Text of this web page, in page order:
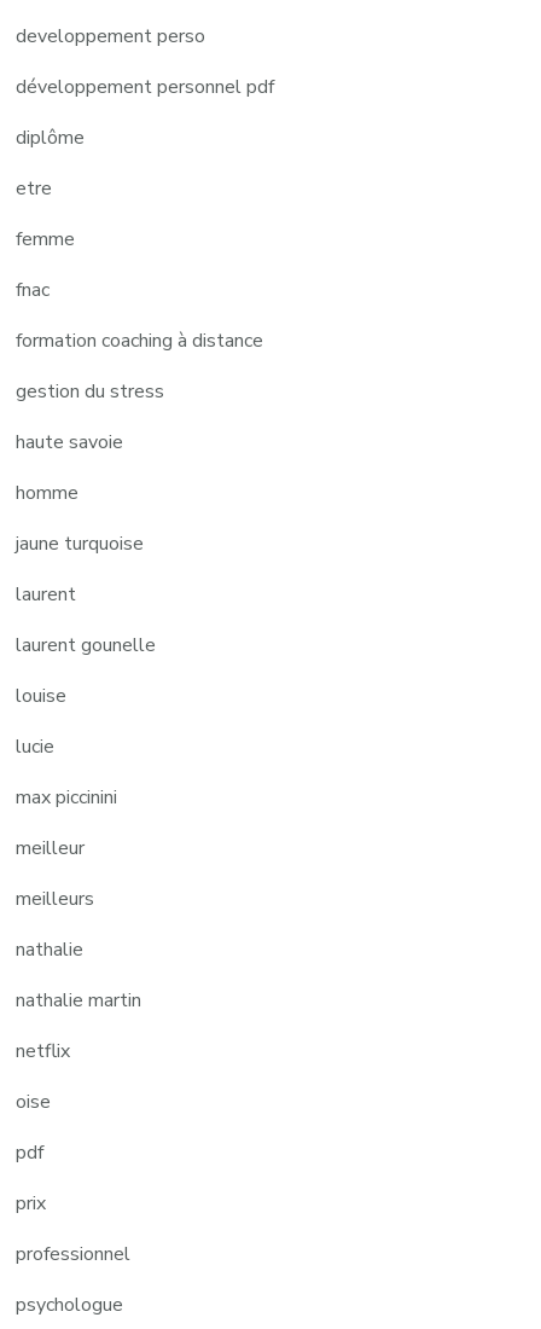
developpement perso
développement personnel pdf
diplôme
etre
femme
fnac
formation coaching à distance
gestion du stress
haute savoie
homme
jaune turquoise
laurent
laurent gounelle
louise
lucie
max piccinini
meilleur
meilleurs
nathalie
nathalie martin
netflix
oise
pdf
prix
professionnel
psychologue